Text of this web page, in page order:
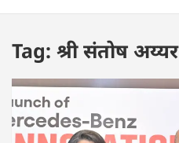
Tag: श्री संतोष अय्यर